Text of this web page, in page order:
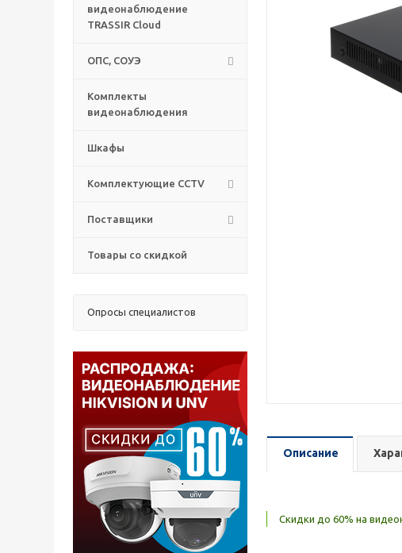
видеонаблюдение
TRASSIR Cloud
ОПС, СОУЭ
Комплекты
видеонаблюдения
Шкафы
Комплектующие CCTV
Поставщики
Товары со скидкой
Опросы специалистов
Описание
Скидки до 60% на